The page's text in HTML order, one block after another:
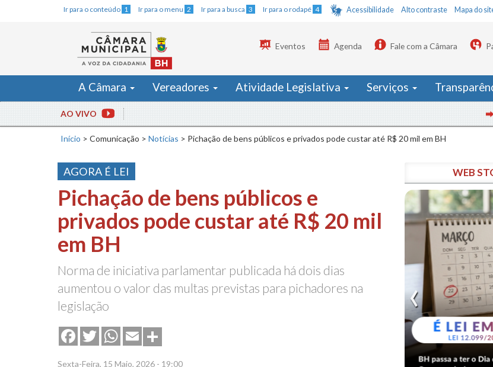
Ir para o conteúdo 1 Ir para o menu 2 Ir para a busca 3 Ir para o rodapé 4 Acessibilidade Alto contraste Mapa do
Eventos Agenda Fale com a Câmara
A Câmara Vereadores Atividade Legislativa Serviços
AO VIVO
Início > Comunicação > Notícias > Pichação de bens públicos e privados pode custar até R$ 20 mil em BH
AGORA É LEI
Pichação de bens públicos e
privados pode custar até R$ 20 mil
em BH
Norma de iniciativa parlamentar publicada há dois dias
aumentou o valor das multas previstas para pichadores na
legislação
FacebookTwitterWhatsApp
Email
Sexta-Feira, 15 Maio, 2026 - 19:00
WEB